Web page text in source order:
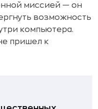
миссией — он
возможность
компьютера.
пришел к